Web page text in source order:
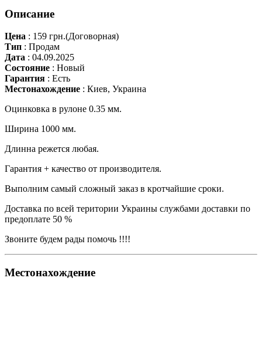
Описание
Цена : 159 грн.(Договорная)
Тип : Продам
Дата : 04.09.2025
Состояние : Новый
Гарантия : Есть
Местонахождение : Киев, Украина
Оцинковка в рулоне 0.35 мм.
Ширина 1000 мм.
Длинна режется любая.
Гарантия + качество от производителя.
Выполним самый сложный заказ в кротчайшие сроки.
Доставка по всей територии Украины службами доставки по
предоплате 50 %
Звоните будем рады помочь !!!!
Местонахождение